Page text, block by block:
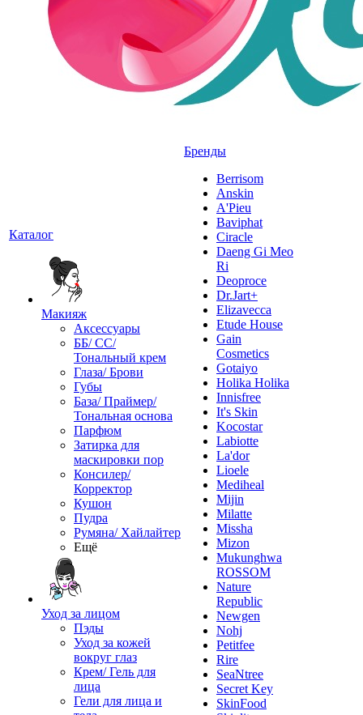
Каталог
Макияж
Аксессуары
ББ/ СС/
Тональный крем
Глаза/ Брови
Губы
База/ Праймер/
Тональная основа
Парфюм
Затирка для
маскировки пор
Консилер/
Корректор
Кушон
Пудра
Румяна/ Хайлайтер
Ещё
Уход за лицом
Пэды
Уход за кожей
вокруг глаз
Крем/ Гель для
лица
Гели для лица и
Бренды
Berrisom
Anskin
A'Pieu
Baviphat
Ciracle
Daeng Gi Meo
Ri
Deoproce
Dr.Jart+
Elizavecca
Etude House
Gain
Cosmetics
Gotaiyo
Holika Holika
Innisfree
It's Skin
Kocostar
Labiotte
La'dor
Lioele
Mediheal
Mijin
Milatte
Missha
Mizon
Mukunghwa
ROSSOM
Nature
Republic
Newgen
Nohj
Petitfee
Rire
SeaNtree
Secret Key
SkinFood